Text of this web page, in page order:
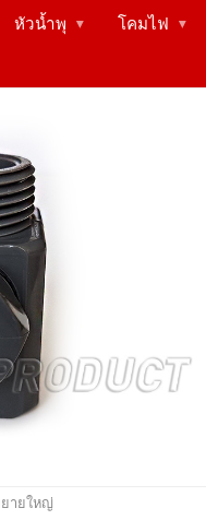
หัวน้ำพุ ▶ โคมไฟ ▶
ายใหญ่